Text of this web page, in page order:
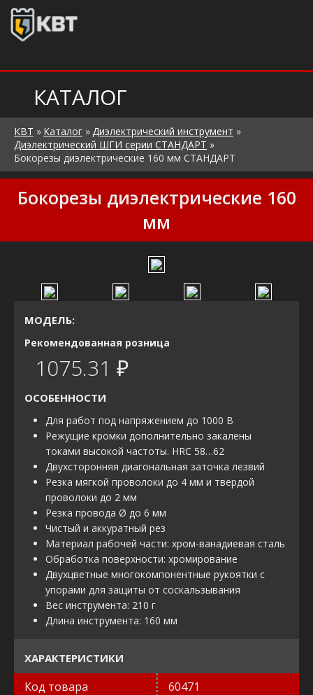
КАТАЛОГ
КВТ » Каталог »Диэлектрический инструмент »
Диэлектрический ШГИ серии СТАНДАРТ »
Бокорезы диэлектрические 160 мм СТАНДАРТ
Бокорезы диэлектрические 160
мм
МОДЕЛЬ:
Рекомендованная розница
1075.31 ₽
ОСОБЕННОСТИ
Для работ под напряжением до 1000 В
Режущие кромки дополнительно закалены
токами высокой частоты. HRC 58…62
Двухсторонняя диагональная заточка лезвий
Резка мягкой проволоки до 4 мм и твердой
проволоки до 2 мм
Резка провода Ø до 6 мм
Чистый и аккуратный рез
Материал рабочей части: хром-ванадиевая сталь
Обработка поверхности: хромирование
Двухцветные многокомпонентные рукоятки с
упорами для защиты от соскальзывания
Вес инструмента: 210 г
Длина инструмента: 160 мм
ХАРАКТЕРИСТИКИ
Код товара 60471